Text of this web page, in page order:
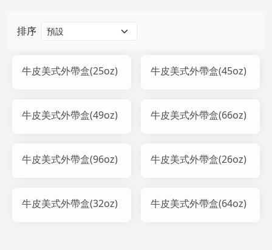
排序
牛皮美式外帶盒(25oz) 牛皮美式外帶盒(45oz)
牛皮美式外帶盒(49oz) 牛皮美式外帶盒(66oz)
牛皮美式外帶盒(96oz) 牛皮美式外帶盒(26oz)
牛皮美式外帶盒(32oz) 牛皮美式外帶盒(64oz)